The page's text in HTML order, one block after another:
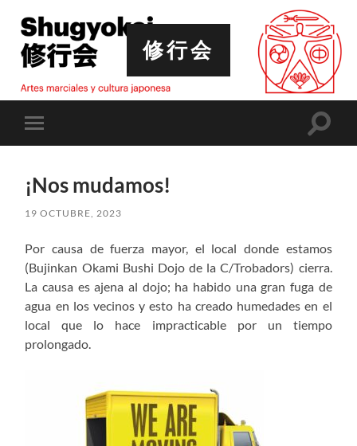
修行会
Alternar
el
¡Nos mudamos!
19 OCTUBRE, 2023
Por causa de fuerza mayor, el local donde estamos
(Bujinkan Okami Bushi Dojo de la C/Trobadors) cierra.
La causa es ajena al dojo; ha habido una gran fuga de
agua en los vecinos y esto ha creado humedades en el
local que lo hace impracticable por un tiempo
prolongado.